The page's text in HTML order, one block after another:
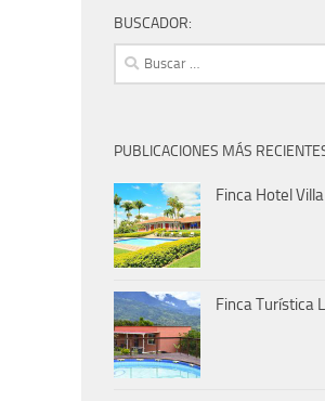
BUSCADOR:
Buscar:
PUBLICACIONES MÁS
Finca Hotel
Finca Turística